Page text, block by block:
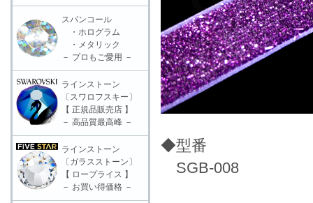
◆型番
SGB-008
スパンコール
・ホログラム
・メタリック
－ プロもご愛用 －
ラインストーン
〔スワロフスキー〕
【 正規品販売店 】
－ 高品質最高峰 －
ラインストーン
〔ガラスストーン〕
【 ロープライス 】
－ お買い得価格 －